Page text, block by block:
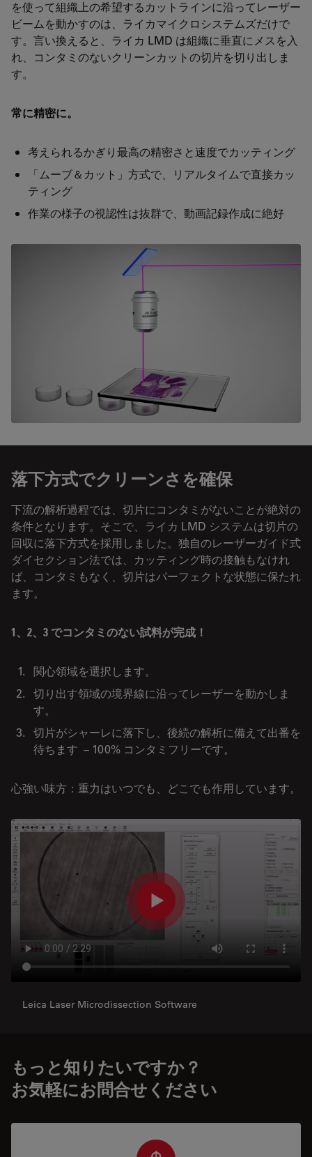
を使って組織上の希望するカットラインに沿ってレーザー
ビームを動かすのは、ライカマイクロシステムズだけで
す。言い換えると、ライカ LMD は組織に垂直にメスを入
れ、コンタミのないクリーンカットの切片を切り出しま
す。
常に精密に。
考えられるかぎり最高の精密さと速度でカッティング
「ムーブ＆カット」方式で、リアルタイムで直接カッ
ティング
作業の様子の視認性は抜群で、動画記録作成に絶好
落下方式でクリーンさ を確保
下流の解析過程では、切片にコンタミがないことが絶対の
条件となります。そこで、ライカ LMD システムは切片の
回収に落下方式を採用しました。独自のレーザーガイド式
ダイセクション法では、カッティング時の接触もなけれ
ば、コンタミもなく、切片はパーフェクトな状態に保たれ
ます。
1、2、3 でコンタミのない試料が完成！
関心領域を選択します。
切り出す領域の境界線に沿ってレーザーを動かしま
す。
切片がシャーレに落下し、後続の解析に備えて出番を
待ちます – 100% コンタミフリーです。
心強い味方：重力はいつでも、どこでも作用しています。
Leica Laser Microdissection Software
もっと知りたいですか？
お気軽にお問合せください